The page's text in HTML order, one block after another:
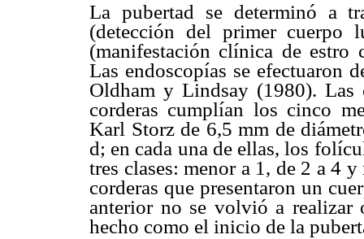
La pubertad se determinó a
(detección del primer cuerpo
(manifestación clínica de estro
Las endoscopías se efectuaron
Oldham y Lindsay (1980). Las
corderas cumplían los cinco
Karl Storz de 6,5 mm de
d; en cada una de ellas, los
tres clases: menor a 1, de 2 a 4
corderas que presentaron un
anterior no se volvió a realizar
hecho como el inicio de la